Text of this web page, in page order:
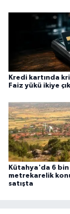
Kredi kartında
Faiz yükü ikiye
Kütahya'da 6 bin
metrekarelik
satışta